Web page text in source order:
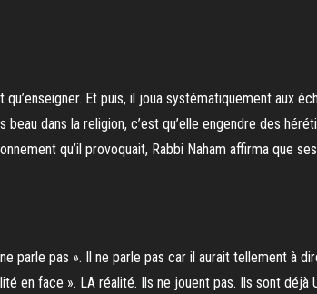
Et puis, il joua systématiquement aux
beau dans la religion, c’est qu’elle engendre des
qu’il provoquait, Rabbi Naham affirma que
parle pas ». Il ne parle pas car il aurait tellement à
en face ». LA réalité. Ils ne jouent pas. Ils sont déjà